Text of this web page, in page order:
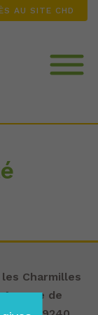
AU SITE CHD
les Charmilles
Avenue de